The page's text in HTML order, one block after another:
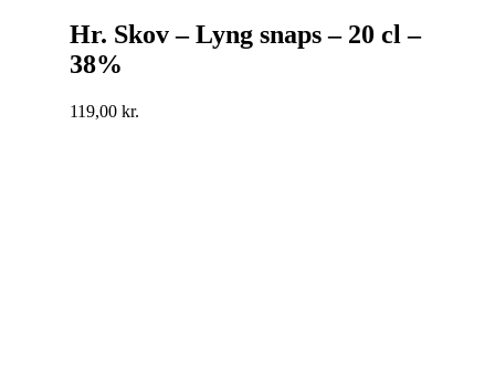
Hr. Skov – Lyng snaps – 20 cl –
38%
119,00 kr.